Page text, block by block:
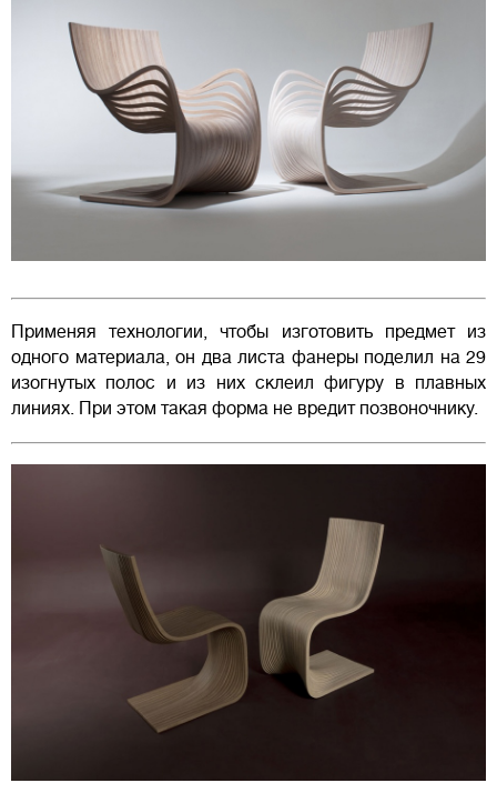
Применяя технологии, чтобы изготовить предмет из
одного материала, он два листа фанеры поделил на 29
изогнутых полос и из них склеил фигуру в плавных
линиях. При этом такая форма не вредит позвоночнику.